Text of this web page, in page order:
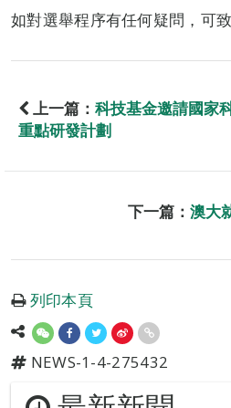
如對選舉程序有任何疑問，可
上一篇： 科技基金邀請國家
重點研發計劃
下一篇： 澳大
列印本頁
NEWS-1-4-275432